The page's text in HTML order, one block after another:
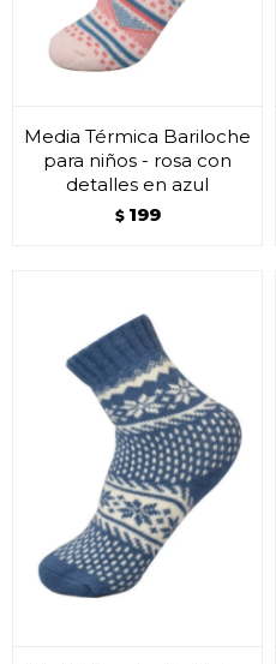
Media Térmica Bariloche
para niños - rosa con
detalles en azul
$ 199